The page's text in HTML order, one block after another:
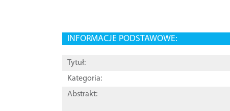
INFORMACJE PODSTAWOWE:
Tytuł:
Kategoria:
Abstrakt: